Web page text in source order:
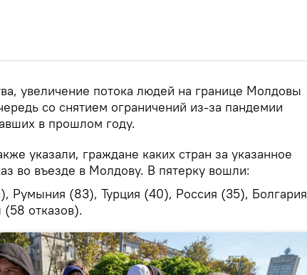
увеличение потока людей на границе Молдовы
со снятием ограничений из-за пандемии
в прошлом году.
указали, граждане каких стран за указанное
во въезде в Молдову. В пятерку вошли:
Румыния (83), Турция (40), Россия (35), Болгария
отказов).